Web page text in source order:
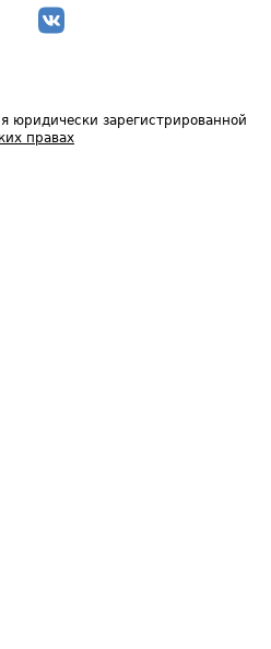
юридически зарегистрированной
правах